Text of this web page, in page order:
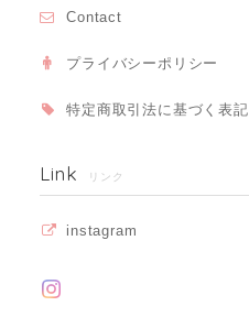
Contact
プライバシーポリシー
特定商取引法に基づく表記
Link リンク
instagram